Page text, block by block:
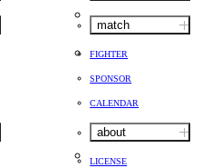
match
FIGHTER
SPONSOR
CALENDAR
about
LICENSE